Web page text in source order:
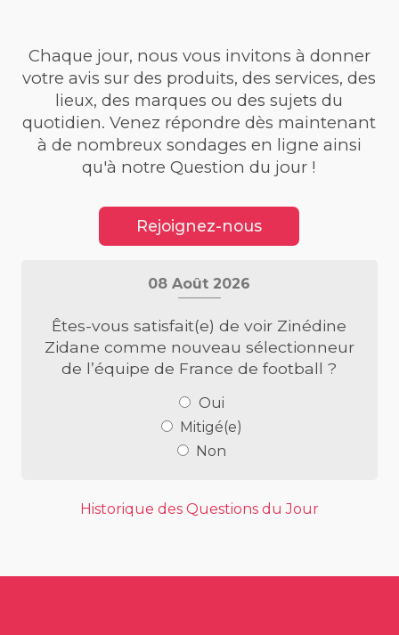
08 Août 2026
Êtes-vous satisfait(e) de voir Zinédine
Zidane comme nouveau sélectionneur
de l’équipe de France de football ?
Oui
Mitigé(e)
Non
Historique des Questions du Jour
Chaque jour, nous vous invitons à donner
votre avis sur des produits, des services, des
lieux, des marques ou des sujets du
quotidien. Venez répondre dès maintenant
à de nombreux sondages en ligne ainsi
qu'à notre Question du jour !
Rejoignez-nous